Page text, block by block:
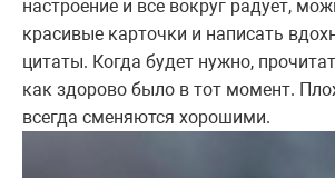
настроение и все вокруг радует,
красивые карточки и написать
цитаты. Когда будет нужно,
как здорово было в тот момент.
всегда сменяются хорошими.